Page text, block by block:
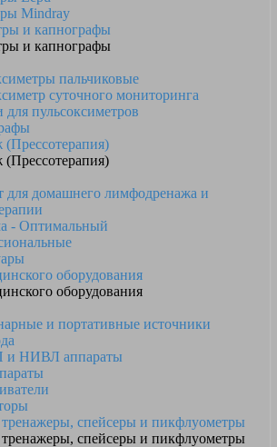
Mindray
и капнографы
и капнографы
пальчиковые
суточного мониторинга
для пульсоксиметров
для домашнего лимфодренажа и
- Оптимальный
оборудования
оборудования
и портативные источники
НИВЛ аппараты
спейсеры и пикфлуометры
спейсеры и пикфлуометры